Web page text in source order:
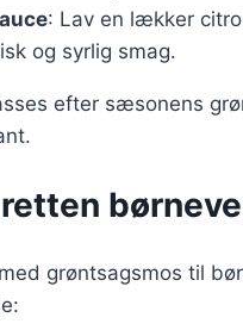
: Lav en lækker
og syrlig smag.
efter sæsonens
grøntsagsmos til